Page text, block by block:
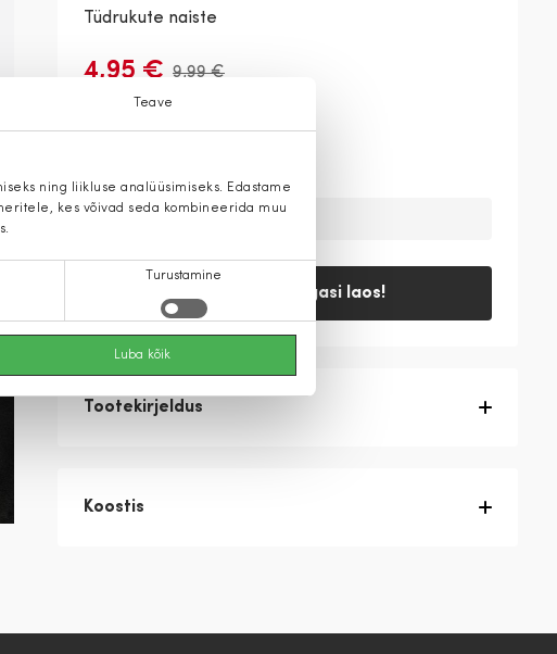
Teave
ning liikluse analüüsimiseks. Edastame
kes võivad seda kombineerida muu
Turustamine
Luba kõik
Tüdrukute naiste
4,95 € 9,99 €
Teavita, kui tagasi laos!
Tootekirjeldus
Koostis